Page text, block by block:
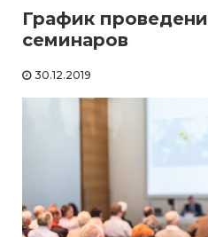
График
семинаров
30.12.2019